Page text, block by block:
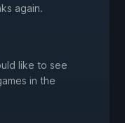
again.
like to see
in the